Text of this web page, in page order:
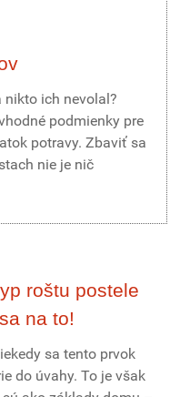
nikto ich nevolal?
podmienky pre
potravy. Zbaviť sa
nie je nič
roštu postele
na to!
sa tento prvok
do úvahy. To je však